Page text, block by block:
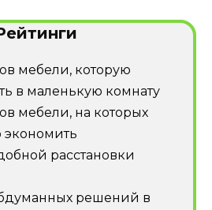
мебели, которую
в маленькую комнату
мебели, на которых
расстановки
решений в